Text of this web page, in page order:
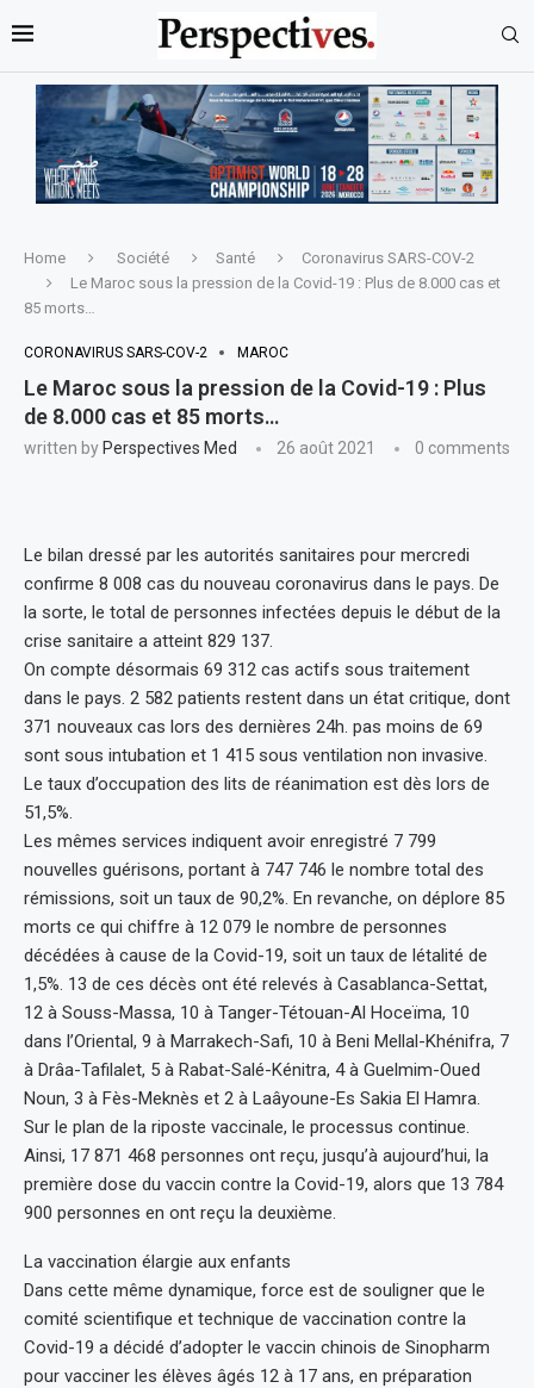
Home Société Santé
Coronavirus SARS-COV-2
Le Maroc sous la pression de la Covid-19 : Plus de 8.000 cas et
85 morts…
CORONAVIRUS SARS-COV-2 MAROC
Le Maroc sous la pression de la Covid-19 : Plus
de 8.000 cas et 85 morts…
written by Perspectives Med 26 août 2021 0 comments
Le bilan dressé par les autorités sanitaires pour mercredi
confirme 8 008 cas du nouveau coronavirus dans le pays. De
la sorte, le total de personnes infectées depuis le début de la
crise sanitaire a atteint 829 137.
On compte désormais 69 312 cas actifs sous traitement
dans le pays. 2 582 patients restent dans un état critique, dont
371 nouveaux cas lors des dernières 24h. pas moins de 69
sont sous intubation et 1 415 sous ventilation non invasive.
Le taux d’occupation des lits de réanimation est dès lors de
51,5%.
Les mêmes services indiquent avoir enregistré 7 799
nouvelles guérisons, portant à 747 746 le nombre total des
rémissions, soit un taux de 90,2%. En revanche, on déplore 85
morts ce qui chiffre à 12 079 le nombre de personnes
décédées à cause de la Covid-19, soit un taux de létalité de
1,5%. 13 de ces décès ont été relevés à Casablanca-Settat,
12 à Souss-Massa, 10 à Tanger-Tétouan-Al Hoceïma, 10
dans l’Oriental, 9 à Marrakech-Safi, 10 à Beni Mellal-Khénifra, 7
à Drâa-Tafilalet, 5 à Rabat-Salé-Kénitra, 4 à Guelmim-Oued
Noun, 3 à Fès-Meknès et 2 à Laâyoune-Es Sakia El Hamra.
Sur le plan de la riposte vaccinale, le processus continue.
Ainsi, 17 871 468 personnes ont reçu, jusqu’à aujourd’hui, la
première dose du vaccin contre la Covid-19, alors que 13 784
900 personnes en ont reçu la deuxième.
La vaccination élargie aux enfants
Dans cette même dynamique, force est de souligner que le
comité scientifique et technique de vaccination contre la
Covid-19 a décidé d’adopter le vaccin chinois de Sinopharm
pour vacciner les élèves âgés 12 à 17 ans, en préparation